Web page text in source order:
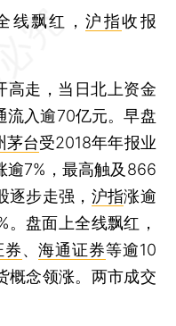
线飘红，沪指收报
走，当日北上资金
流入逾70亿元。早盘
茅台受2018年年报业
逾7%，最高触及866
逐步走强， 沪指涨逾
盘面上全线飘红，
券、海通证券等逾10
概念领涨。两市成交